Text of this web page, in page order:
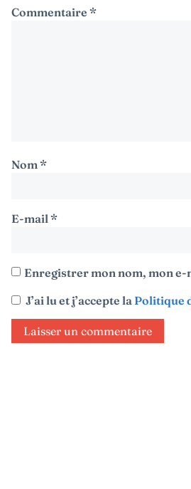
Commentaire *
Nom*
E-mail*
Enregistrer mon nom, mon
J’ai lu et j’accepte la Politique